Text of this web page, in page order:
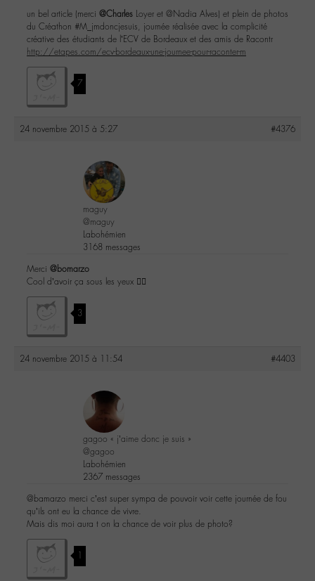
un bel article (merci @Charles Loyer et @Nadia Alves) et plein de photos
du Créathon #M_jmdoncjesuis, journée réalisée avec la complicité
créative des étudiants de l’ECV de Bordeaux et des amis de Racontr
http://etapes.com/ecv-bordeaux-une-journee-pour-raconter-m
7
24 novembre 2015 à 5:27 #4376
maguy
@maguy
Labohémien
3168 messages
Merci @bomarzo
Cool d’avoir ça sous les yeux 👍🏼
3
24 novembre 2015 à 11:54 #4403
gagoo « j’aime donc je suis »
@gagoo
Labohémien
2367 messages
@bamarzo merci c’est super sympa de pouvoir voir cette journée de fou
qu’ils ont eu la chance de vivre.
Mais dis moi aura t on la chance de voir plus de photo?
1